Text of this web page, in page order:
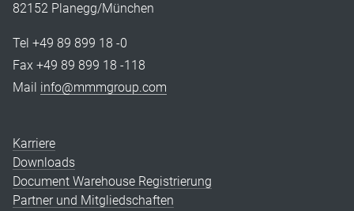
82152 Planegg/München
Tel +49 89 899 18 -0
Fax +49 89 899 18 -118
Mail info@mmmgroup.com
Karriere
Downloads
Document Warehouse Registrierung
Partner und Mitgliedschaften